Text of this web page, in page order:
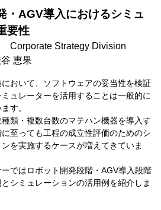
・AGV導入におけるシミュ
要性
Corporate Strategy Division
恵果
において、ソフトウェアの妥当性を検証
ュレーターを活用することは一般的に
す。
類・複数台数のマテハン機器を導入す
至っても工程の成立性評価のためのシ
ンを実施するケースが増えてきていま
ではロボット開発段階・AGV導入段階
シミュレーションの活用例を紹介しま